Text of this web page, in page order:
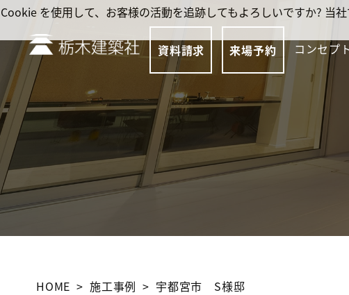
資料請求 来場予約 コンセプ
HOME 施工事例 宇都宮市 S様邸
Cookie を使用して、お客様の活動を追跡してもよろしいですか? 当